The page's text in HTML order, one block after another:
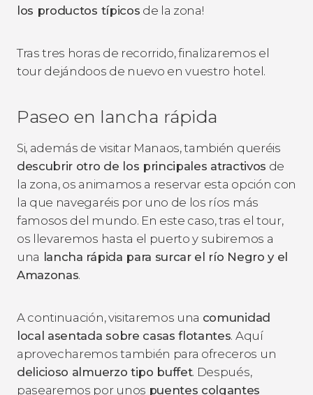
los productos típicos de la zona!
Tras tres horas de recorrido, finalizaremos el
tour dejándoos de nuevo en vuestro hotel.
Paseo en lancha rápida
Si, además de visitar Manaos, también queréis
descubrir otro de los principales atractivos de
la zona, os animamos a reservar esta opción con
la que navegaréis por uno de los ríos más
famosos del mundo. En este caso, tras el tour,
os llevaremos hasta el puerto y subiremos a
una lancha rápida para surcar el río Negro y el
Amazonas.
A continuación, visitaremos una comunidad
local asentada sobre casas flotantes. Aquí
aprovecharemos también para ofreceros un
delicioso almuerzo tipo buffet. Después,
pasearemos por unos puentes colgantes